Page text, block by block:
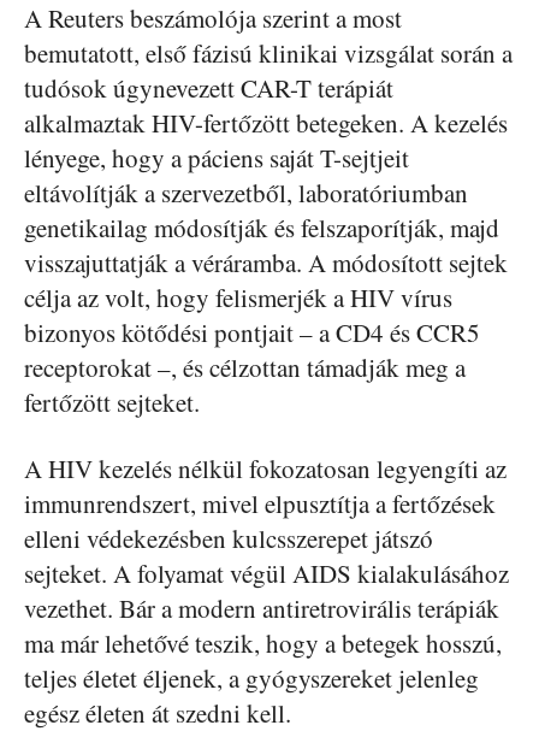
A Reuters beszámolója szerint a most
bemutatott, első fázisú klinikai vizsgálat során a
tudósok úgynevezett CAR-T terápiát
alkalmaztak HIV-fertőzött betegeken. A kezelés
lényege, hogy a páciens saját T-sejtjeit
eltávolítják a szervezetből, laboratóriumban
genetikailag módosítják és felszaporítják, majd
visszajuttatják a véráramba. A módosított sejtek
célja az volt, hogy felismerjék a HIV vírus
bizonyos kötődési pontjait – a CD4 és CCR5
receptorokat –, és célzottan támadják meg a
fertőzött sejteket.
A HIV kezelés nélkül fokozatosan legyengíti az
immunrendszert, mivel elpusztítja a fertőzések
elleni védekezésben kulcsszerepet játszó
sejteket. A folyamat végül AIDS kialakulásához
vezethet. Bár a modern antiretrovirális terápiák
ma már lehetővé teszik, hogy a betegek hosszú,
teljes életet éljenek, a gyógyszereket jelenleg
egész életen át szedni kell.